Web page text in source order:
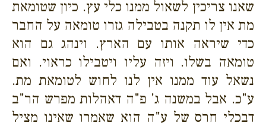
שאנו צריכין לשאול ממנו כלי עץ. כיון שטומאת
מת אין לו תקנה בטבילה גזרו טומאה על החבר
כדי שיראה אותו עם הארץ. וינהג גם הוא
טומאה בשלו. ויזה עליו ויטבילו כראוי. ואם
נשאל עוד ממנו אין לנו לחוש לטומאת מת.
ע"כ. אבל במשנה ג' פ"ה דאהלות מפרש הר"ב
דבכלי חרס של ע"ה הוא שאמרו שאינו מציל